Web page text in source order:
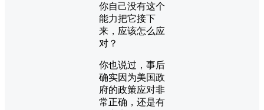
你自己没有这个
能力把它接下
来，应该怎么应
对？
你也说过，事后
确实因为美国政
府的政策应对非
常正确，还是有